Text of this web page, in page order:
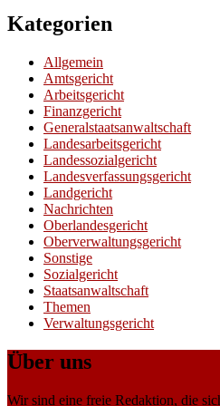
Kategorien
Allgemein
Amtsgericht
Arbeitsgericht
Finanzgericht
Generalstaatsanwaltschaft
Landesarbeitsgericht
Landessozialgericht
Landesverfassungsgericht
Landgericht
Nachrichten
Oberlandesgericht
Oberverwaltungsgericht
Sonstige
Sozialgericht
Staatsanwaltschaft
Themen
Verwaltungsgericht
Über uns
Wir sind eine freie Redaktion, die